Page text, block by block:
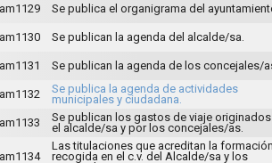
Se publica el organigrama del
Se publican la agenda del alcalde/sa.
Se publican la agenda de los concejales/
Se publica la agenda de actividades
municipales y ciudadana.
Se publican los gastos de viaje
el alcalde/sa y por los concejales/as.
Las titulaciones que acreditan la
recogida en el c.v. del Alcalde/sa y los